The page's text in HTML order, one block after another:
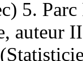
5.
auteur